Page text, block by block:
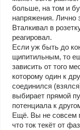
больше, на том и
напряжения. Лично
Вталкивал в
реагировал.
Если уж быть до
щипитильным, то
зависить от того
которому один к
соединился
выбирает прямой
потенциала к
Ещё. Вы не совсем
что ток текёт от